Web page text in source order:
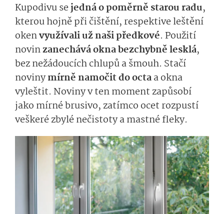
Kupodivu sejedná o poměrně starou radu,
kterou hojně při čištění, respektive leštění
okenvyužívali už naši předkové. Použití
novinzanechává okna bezchybně lesklá,
bez nežádoucích chlupů a šmouh. Stačí
novinymírně namočit do octaa okna
vyleštit. Noviny v ten moment zapůsobí
jako mírné brusivo, zatímco ocet rozpustí
veškeré zbylé nečistoty a mastné fleky.